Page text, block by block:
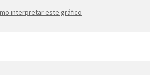
interpretar este gráfico